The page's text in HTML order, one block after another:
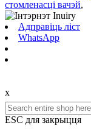
стомленасці вачэй,
Адправіць ліст
WhatsApp
x
ESC для закрыцця